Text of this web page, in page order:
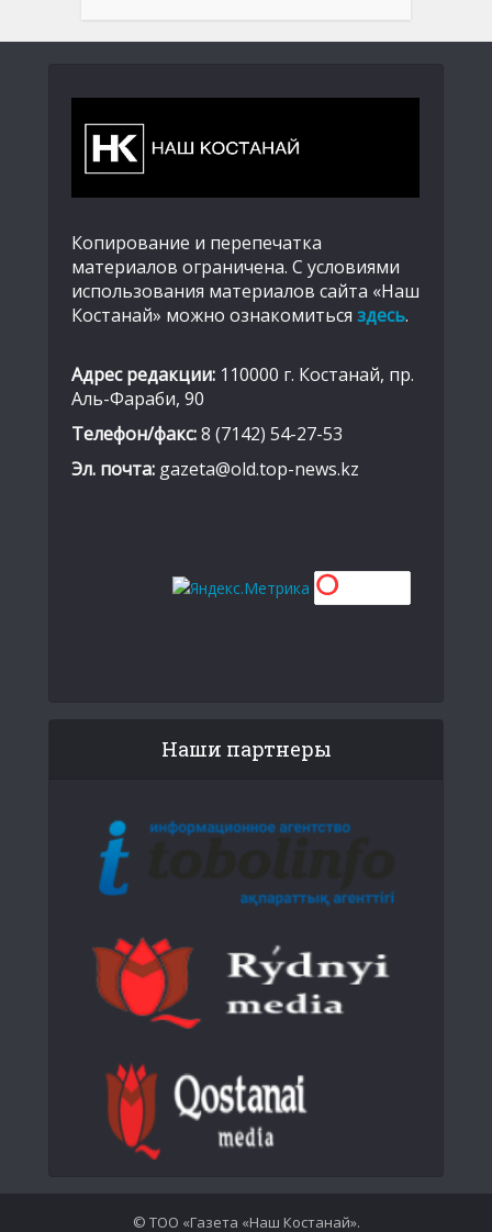
Копирование и перепечатка
материалов ограничена. С условиями
использования материалов сайта «Наш
Костанай» можно ознакомиться здесь.
Адрес редакции: 110000 г. Костанай, пр.
Аль-Фараби, 90
Телефон/факс:8 (7142) 54-27-53
Эл. почта: gazeta@old.top-news.kz
Наши партнеры
© ТОО «Газета «Наш Костанай».